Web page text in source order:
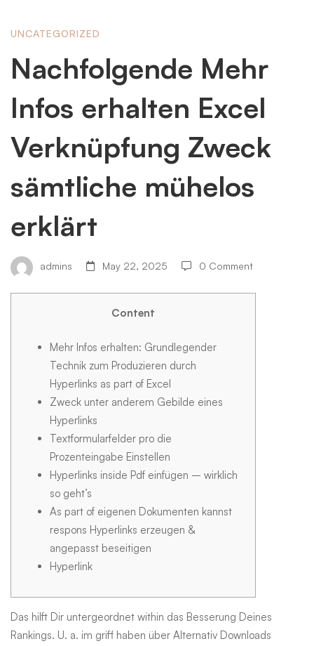
Nachfolgende
Mehr
Infos
erhalten
Excel
Verknüpfung
Zweck
sämtliche
mühelos
erklärt
UNCATEGORIZED
Nachfolgende Mehr
Infos erhalten Excel
Verknüpfung Zweck
sämtliche mühelos
erklärt
admins May 22, 2025 0 Comment
Content
Mehr Infos erhalten: Grundlegender
Technik zum Produzieren durch
Hyperlinks as part of Excel
Zweck unter anderem Gebilde eines
Hyperlinks
Textformularfelder pro die
Prozenteingabe Einstellen
Hyperlinks inside Pdf einfügen – wirklich
so geht’s
As part of eigenen Dokumenten kannst
respons Hyperlinks erzeugen &
angepasst beseitigen
Hyperlink
Das hilft Dir untergeordnet within das Besserung Deines
Rankings. U. a. im griff haben über Alternativ Downloads